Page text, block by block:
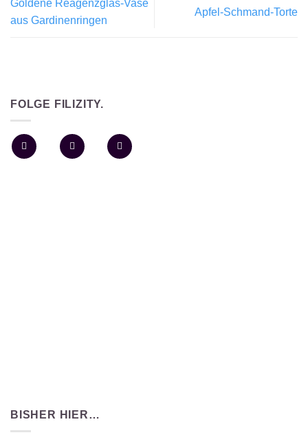
Goldene Reagenzglas-Vase
aus Gardinenringen
Apfel-Schmand-Torte
FOLGE FILIZITY.
BISHER HIER…